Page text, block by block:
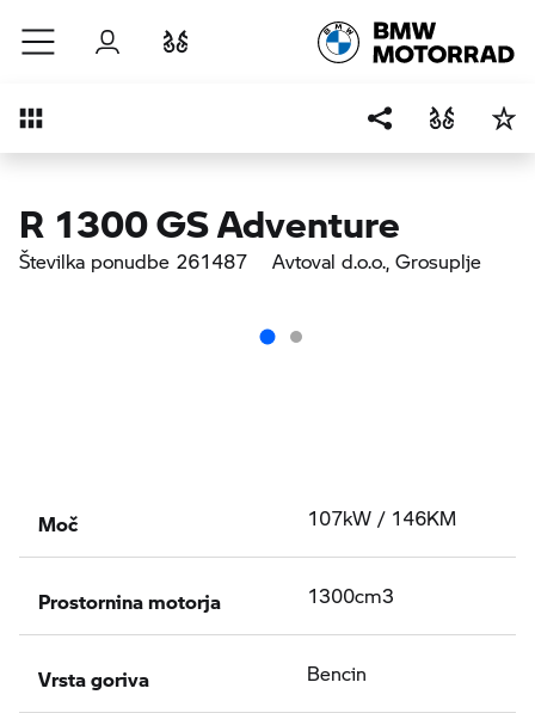
Preskoči na glavno vsebino
Prijava
Pregled
R 1300 GS Adventure
Številka ponudbe 261487 Avtoval d.o.o., Grosuplje
Moč 107kW / 146KM
Prostornina motorja 1300cm3
Vrsta goriva Bencin